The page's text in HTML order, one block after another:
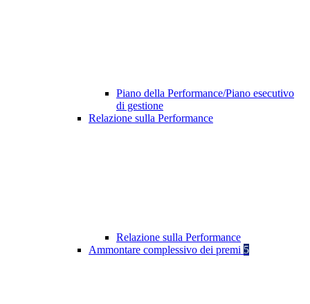
Piano della Performance/Piano esecutivo
di gestione
Relazione sulla Performance
Relazione sulla Performance
Ammontare complessivo dei premi 5